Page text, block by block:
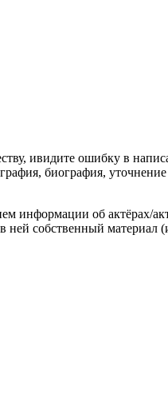
ивидите ошибку в
биография,
информации об актёрах/
собственный материал